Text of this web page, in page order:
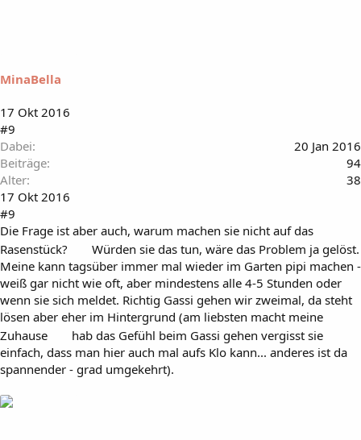
MinaBella
17 Okt 2016
#9
Dabei
20 Jan 2016
Beiträge
94
Alter
38
17 Okt 2016
#9
Die Frage ist aber auch, warum machen sie nicht auf das
Rasenstück?
Würden sie das tun, wäre das Problem ja gelöst.
Meine kann tagsüber immer mal wieder im Garten pipi machen -
weiß gar nicht wie oft, aber mindestens alle 4-5 Stunden oder
wenn sie sich meldet. Richtig Gassi gehen wir zweimal, da steht
lösen aber eher im Hintergrund (am liebsten macht meine
Zuhause
hab das Gefühl beim Gassi gehen vergisst sie
einfach, dass man hier auch mal aufs Klo kann... anderes ist da
spannender - grad umgekehrt).